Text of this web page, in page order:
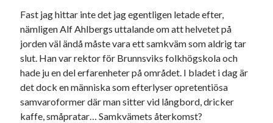
Fast jag hittar inte det jag egentligen letade efter,
nämligen Alf Ahlbergs uttalande om att helvetet på
jorden väl ändå måste vara ett samkväm som aldrig tar
slut. Han var rektor för Brunnsviks folkhögskola och
hade ju en del erfarenheter på området. I bladet i dag är
det dock en människa som efterlyser opretentiösa
samvaroformer där man sitter vid långbord, dricker
kaffe, småpratar… Samkvämets återkomst?